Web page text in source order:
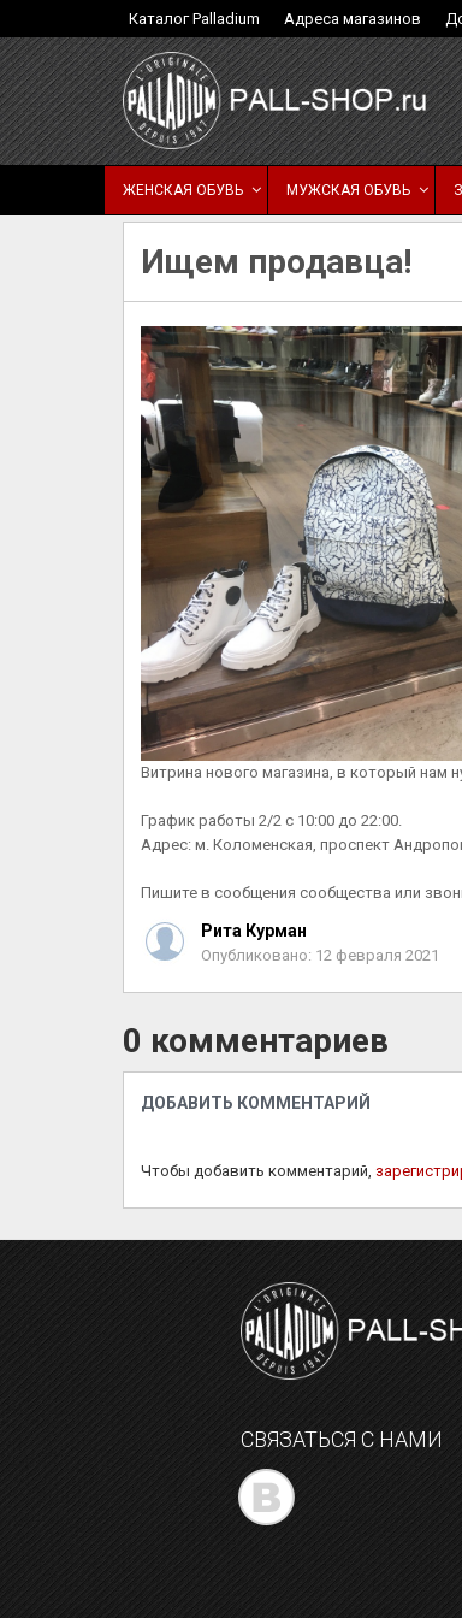
Каталог Palladium Адреса магазинов
ЖЕНСКАЯ ОБУВЬ МУЖСКАЯ ОБУВЬ
Ищем продавца!
Витрина нового магазина, в который
График работы 2/2 с 10:00 до 22:00.
Адрес: м. Коломенская, проспект
Пишите в сообщения сообщества или
Рита Курман
Опубликовано: 12 февраля 2021
0 комментариев
ДОБАВИТЬ КОММЕНТАРИЙ
Чтобы добавить комментарий,
СВЯЗАТЬСЯ С НАМИ